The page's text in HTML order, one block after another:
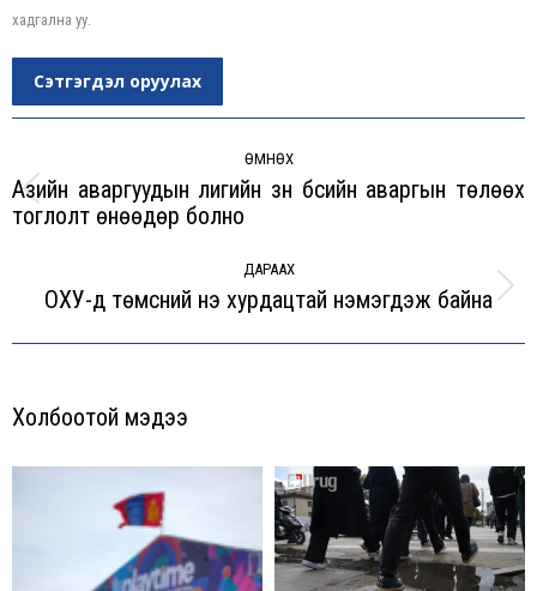
хадгална уу.
Сэтгэгдэл оруулах
navigation
ӨМНӨХ
Previous
Азийн аваргуудын лигийн зүүн бүсийн аваргын төлөөх
тоглолт өнөөдөр болно
ДАРААХ
Next
ОХУ-д төмсний үнэ хурдацтай нэмэгдэж байна
Холбоотой мэдээ